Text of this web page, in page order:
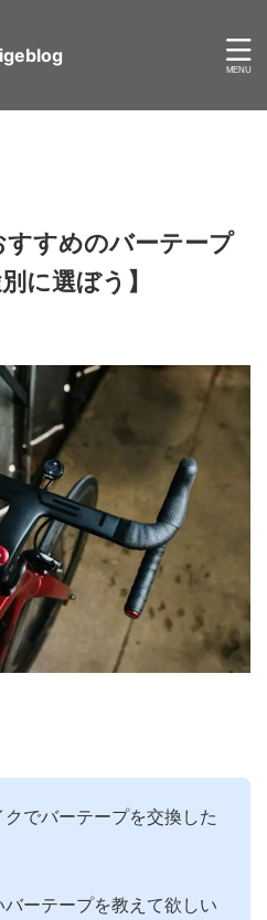
すめのバーテープ
に選ぼう】
クでバーテープを交換した
バーテープを教えて欲しい